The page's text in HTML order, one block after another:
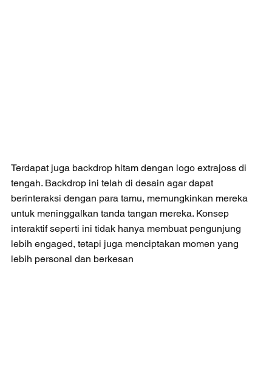
Terdapat juga backdrop hitam dengan logo extrajoss di
tengah. Backdrop ini telah di desain agar dapat
berinteraksi dengan para tamu, memungkinkan mereka
untuk meninggalkan tanda tangan mereka. Konsep
interaktif seperti ini tidak hanya membuat pengunjung
lebih engaged, tetapi juga menciptakan momen yang
lebih personal dan berkesan